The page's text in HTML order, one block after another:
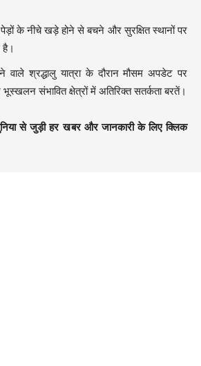
के नीचे खड़े होने से बचने और सुरक्षित स्थानों पर
है।
श्रद्धालु यात्रा के दौरान मौसम अपडेट पर
संभावित क्षेत्रों में अतिरिक्त सतर्कता बरतें।
से जुड़ी हर खबर और जानकारी के लिए क्लिक